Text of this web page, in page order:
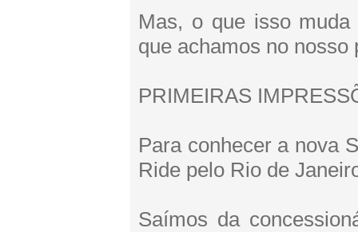
Mas, o que isso
que achamos no nosso
PRIMEIRAS
Para conhecer a nova
Ride pelo Rio de
Saímos da